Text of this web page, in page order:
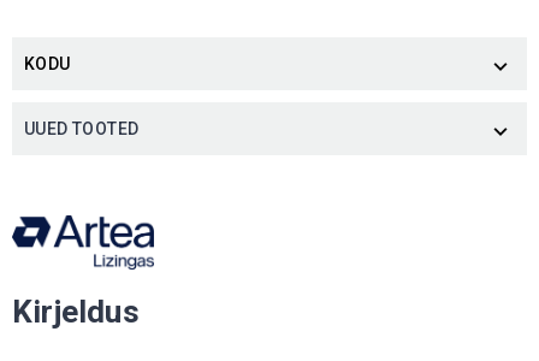
KODU 
UUED TOOTED 
Kirjeldus